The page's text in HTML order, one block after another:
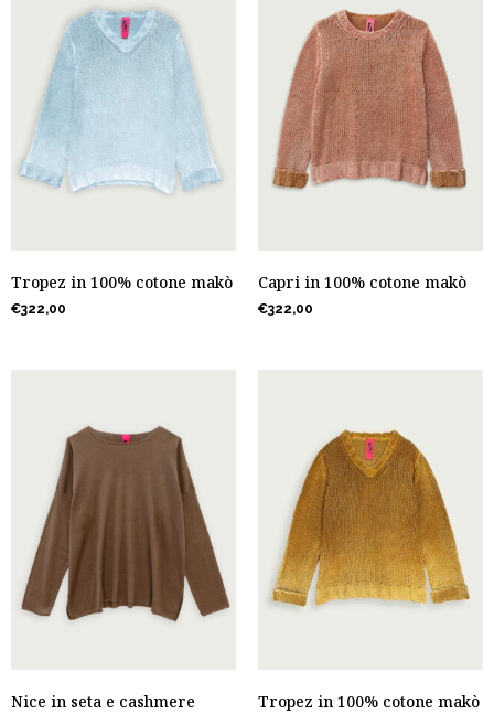
Tropez in 100% cotone makò
€322,00
Capri in 100% cotone makò
€322,00
Nice in seta e cashmere Tropez in 100% cotone makò